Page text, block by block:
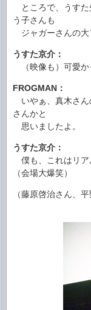
ところで、うすた
う子さんも
ジャガーさんの大
うすた京介：
（映像も）可愛か
FROGMAN：
いやぁ、真木さん
さんかと
思いましたよ。
うすた京介：
僕も、これはリア
（会場大爆笑）
（藤原啓治さん、